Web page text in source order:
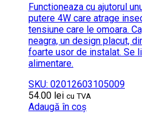
Functioneaza cu ajutorul
putere 4W care atrage
tensiune care le omoara.
neagra, un design placut,
foarte usor de instalat. Se
alimentare.
SKU: 02012603105009
54.00 lei cu TVA
Adaugă în coș